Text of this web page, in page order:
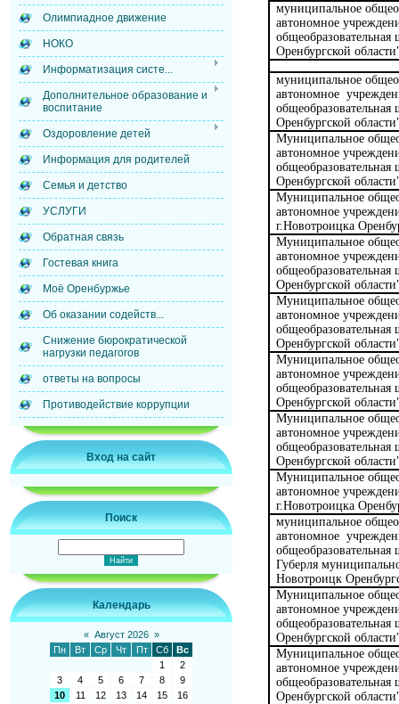
Олимпиадное движение
НОКО
Информатизация систе...
Дополнительное образование и
воспитание
Оздоровление детей
Информация для родителей
Семья и детство
УСЛУГИ
Обратная связь
Гостевая книга
Моё Оренбуржье
Об оказании содейств...
Снижение бюрократической
нагрузки педагогов
ответы на вопросы
Противодействие коррупции
Вход на сайт
Поиск
Календарь
« Август 2026 »
Пн
Вт Ср Чт Пт Сб
Вс
1
2
3
4 5 6 7 8
9
10
11 12 13 14 15
16
муниципальное
автономное
Оренбургской
муниципальное
автономное
Оренбургской
Муниципальное
автономное
Оренбургской
Муниципальное
автономное
г.Новотроицка
Муниципальное
автономное
Оренбургской
Муниципальное
автономное
Оренбургской
Муниципальное
автономное
Оренбургской
Муниципальное
автономное
Оренбургской
Муниципальное
автономное
г.Новотроицка
муниципальное
автономное
Губерля
Новотроицк
Муниципальное
автономное
Оренбургской
Муниципальное
автономное
Оренбургской